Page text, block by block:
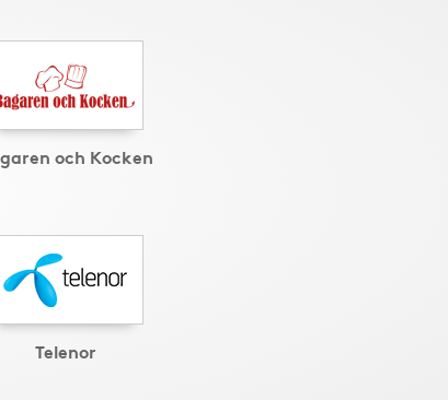
och Kocken
Telenor